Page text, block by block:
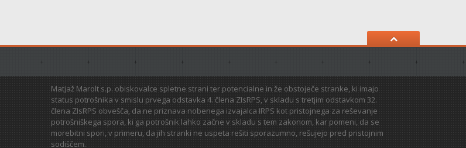
Matjaž Marolt s.p. obiskovalce spletne strani ter potencialne in že obstoječe stranke, ki imajo
status potrošnika v smislu prvega odstavka 4. člena ZIsRPS, v skladu s tretjim odstavkom 32.
člena ZIsRPS obvešča, da ne priznava nobenega izvajalca IRPS kot pristojnega za reševanje
potrošniškega spora, ki ga potrošnik lahko začne v skladu s tem zakonom, kar pomeni, da se
morebitni spori, v primeru, da jih stranki ne uspeta rešiti sporazumno, rešujejo pred pristojnim
sodiščem.